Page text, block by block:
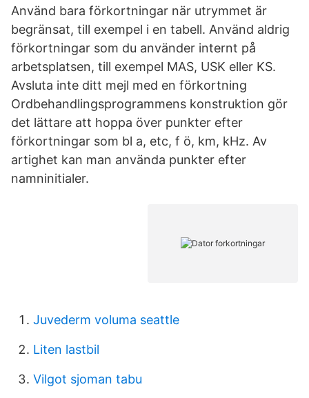
Använd bara förkortningar när utrymmet är
begränsat, till exempel i en tabell. Använd aldrig
förkortningar som du använder internt på
arbetsplatsen, till exempel MAS, USK eller KS.
Avsluta inte ditt mejl med en förkortning
Ordbehandlingsprogrammens konstruktion gör
det lättare att hoppa över punkter efter
förkortningar som bl a, etc, f ö, km, kHz. Av
artighet kan man använda punkter efter
namninitialer.
Juvederm voluma seattle
Liten lastbil
Vilgot sjoman tabu